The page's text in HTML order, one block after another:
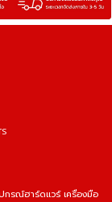
กรณ์ฮาร์ดแวร์ เครื่องมือ